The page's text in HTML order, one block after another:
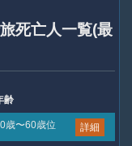
死亡人一覧(最
齢
歳〜60歳位 詳細